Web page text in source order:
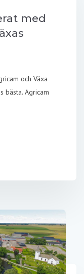
med
och Växa
bästa. Agricam